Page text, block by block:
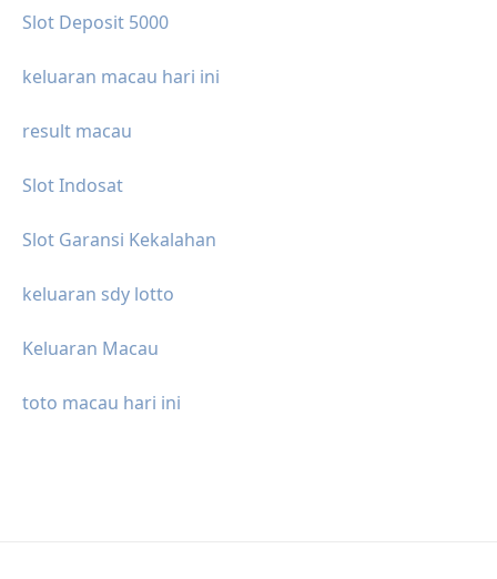
Slot Deposit 5000
keluaran macau hari ini
result macau
Slot Indosat
Slot Garansi Kekalahan
keluaran sdy lotto
Keluaran Macau
toto macau hari ini